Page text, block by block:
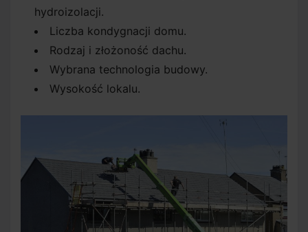
hydroizolacji.
Liczba kondygnacji domu.
Rodzaj i złożoność dachu.
Wybrana technologia budowy.
Wysokość lokalu.